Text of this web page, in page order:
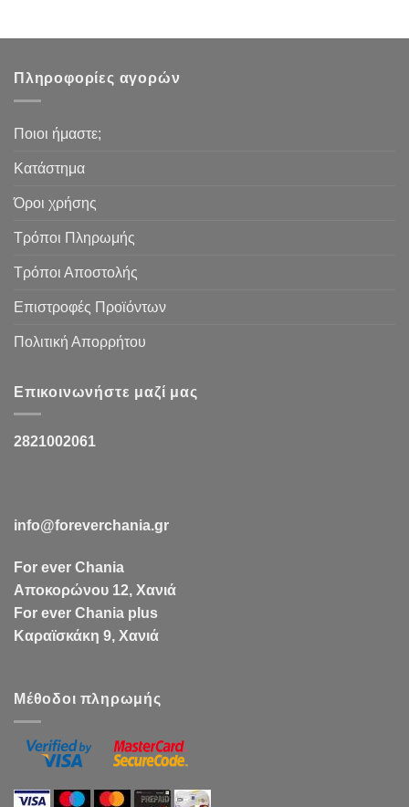
Πληροφορίες αγορών
Ποιοι ήμαστε;
Κατάστημα
Όροι χρήσης
Τρόποι Πληρωμής
Τρόποι Αποστολής
Επιστροφές Προϊόντων
Πολιτική Απορρήτου
Επικοινωνήστε μαζί μας
2821002061
info@foreverchania.gr
For ever Chania
Αποκορώνου 12, Χανιά
For ever Chania plus
Καραϊσκάκη 9, Χανιά
Μέθοδοι πληρωμής